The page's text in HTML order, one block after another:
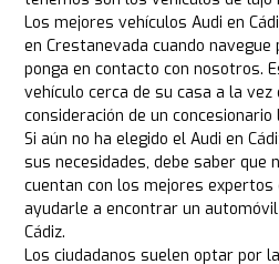
Los mejores vehículos Audi en
en Crestanevada cuando
ponga en contacto con nosotros.
vehículo cerca de su casa a la
consideración de un
Si aún no ha elegido el Audi en
sus necesidades, debe saber que
cuentan con los mejores expertos
ayudarle a encontrar un
Cádiz.
Los ciudadanos suelen optar por